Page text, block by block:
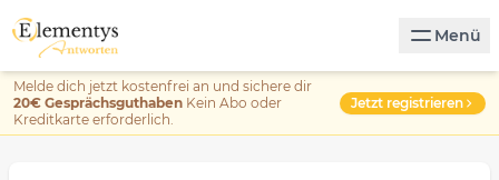
Menü
Melde dich jetzt kostenfrei an und sichere dir
20€ Gesprächsguthaben Kein Abo oder
Kreditkarte erforderlich.
Jetzt registrieren